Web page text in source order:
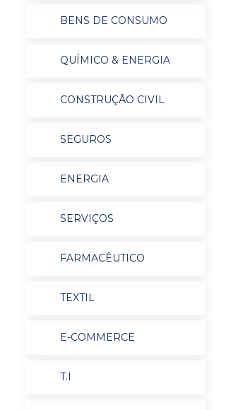
BENS DE CONSUMO
QUÍMICO & ENERGIA
CONSTRUÇÃO CIVIL
SEGUROS
ENERGIA
SERVIÇOS
FARMACÊUTICO
TEXTIL
E-COMMERCE
T.I